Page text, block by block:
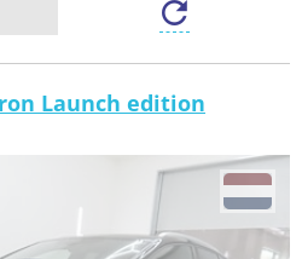
Launch edition